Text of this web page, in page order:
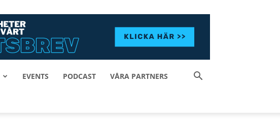
EVENTS PODCAST VÅRA PARTNERS